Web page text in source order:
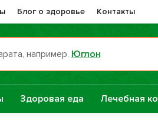
Блог о здоровье Контакты
например, Юглон
Здоровая еда Лечебная